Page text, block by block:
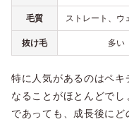
毛質 ストレート、ウ
抜け毛 多い
特に人気があるのはペキ
なることがほとんどで
であっても、成長後に